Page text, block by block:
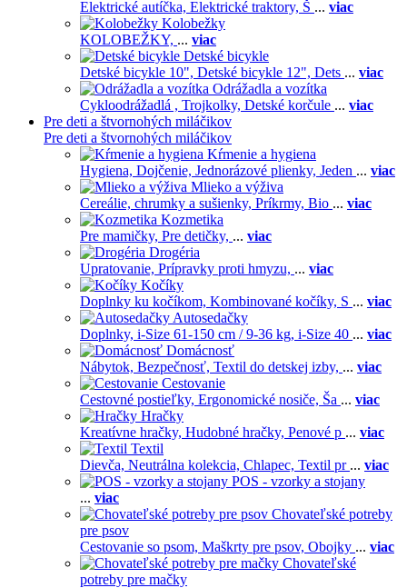
Elektrické autíčka, Elektrické traktory, Š ... viac
Kolobežky
KOLOBEŽKY, ... viac
Detské bicykle
Detské bicykle 10", Detské bicykle 12", Dets ... viac
Odrážadla a vozítka
Cykloodrážadlá , Trojkolky, Detské korčule ... viac
Pre deti a štvornohých miláčikov
Pre deti a štvornohých miláčikov
Kŕmenie a hygiena
Hygiena, Dojčenie, Jednorázové plienky, Jeden ... viac
Mlieko a výživa
Cereálie, chrumky a sušienky, Príkrmy, Bio ... viac
Kozmetika
Pre mamičky, Pre detičky, ... viac
Drogéria
Upratovanie, Prípravky proti hmyzu, ... viac
Kočíky
Doplnky ku kočíkom, Kombinované kočíky, S ... viac
Autosedačky
Doplnky, i-Size 61-150 cm / 9-36 kg, i-Size 40 ... viac
Domácnosť
Nábytok, Bezpečnosť, Textil do detskej izby, ... viac
Cestovanie
Cestovné postieľky, Ergonomické nosiče, Ša ... viac
Hračky
Kreatívne hračky, Hudobné hračky, Penové p ... viac
Textil
Dievča, Neutrálna kolekcia, Chlapec, Textil pr ... viac
POS - vzorky a stojany
... viac
Chovateľské potreby
pre psov
Cestovanie so psom, Maškrty pre psov, Obojky ... viac
Chovateľské
potreby pre mačky